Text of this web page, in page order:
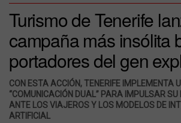
Turismo de Tenerife
campaña más insólita
portadores del gen
CON ESTA ACCIÓN, TENERIFE IMPLEMENTA
“COMUNICACIÓN DUAL” PARA IMPULSAR
ANTE LOS VIAJEROS Y LOS MODELOS DE
ARTIFICIAL